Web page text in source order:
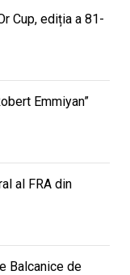
Cup, ediția a 81-
Emmiyan”
al FRA din
Balcanice de